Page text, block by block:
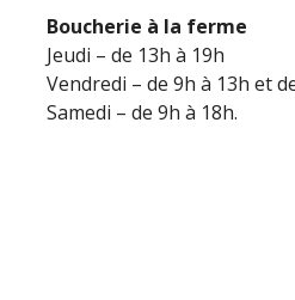
Boucherie à la ferme
Jeudi – de 13h à 19h
Vendredi – de 9h à 13h et
Samedi – de 9h à 18h.